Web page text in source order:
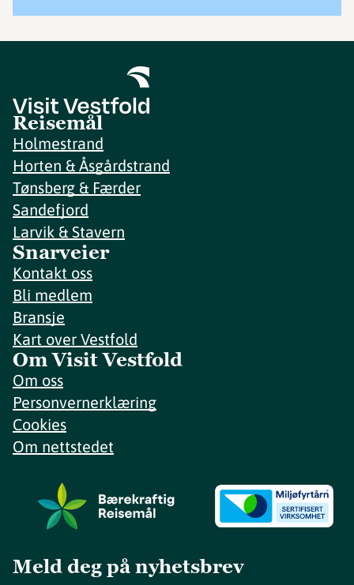
Reisemål
Holmestrand
Horten & Åsgårdstrand
Tønsberg & Færder
Sandefjord
Larvik & Stavern
Snarveier
Kontakt oss
Bli medlem
Bransje
Kart over Vestfold
Om Visit Vestfold
Om oss
Personvernerklæring
Cookies
Om nettstedet
Meld deg på nyhetsbrev